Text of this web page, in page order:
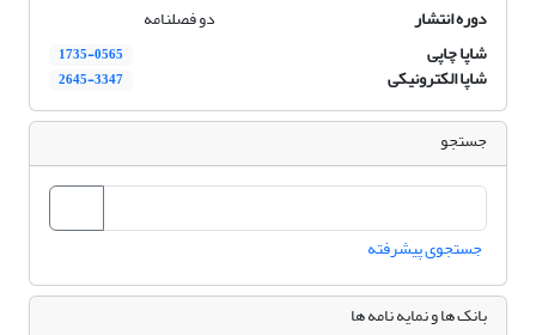
دوره انتشار
دو فصلنامه
شاپا چاپی
1735-0565
شاپا الکترونیکی 2645-3347
جستجو
جستجوی پیشرفته
بانک ها و نمایه نامه ها